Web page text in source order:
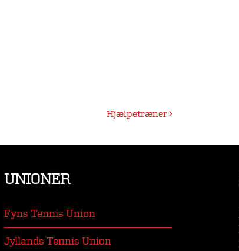
Hjælpetræner
UNIONER
Fyns Tennis Union
Jyllands Tennis Union